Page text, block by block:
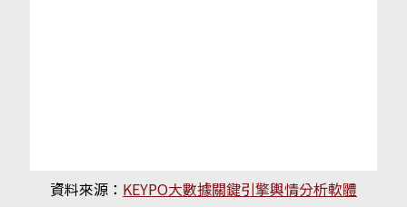
資料來源： KEYPO大數據關鍵引擎輿情分析軟體